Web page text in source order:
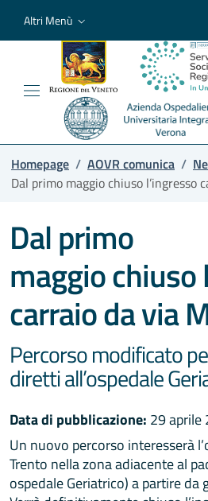
Altri Menù
Homepage / AOVR comunica /
Dal primo maggio chiuso l’ingresso
Dal primo
maggio chiuso
carraio da via
Percorso modificato
diretti all’ospedale
Data di pubblicazione: 29 aprile
Un nuovo percorso interesserà
Trento nella zona adiacente al
ospedale Geriatrico) a partire da